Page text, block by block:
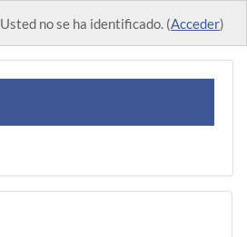
Usted no se ha identificado. (Acceder)